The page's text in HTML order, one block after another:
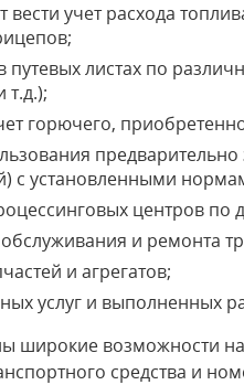
вести учет расхода
путевых листах по
т.д.);
горючего,
с установленными
центров по
и ремонта
и агрегатов;
услуг и выполненных
широкие возможности
средства и